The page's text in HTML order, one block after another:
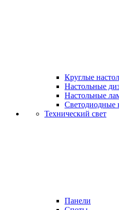
Круглые
Настольные
Настольные
Светодиодные
Технический свет
Панели